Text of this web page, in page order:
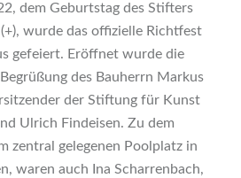
dem Geburtstag des Stifters
wurde das offizielle Richtfest
gefeiert. Eröffnet wurde die
des Bauherrn Markus
der Stiftung für Kunst
Ulrich Findeisen. Zu dem
zentral gelegenen Poolplatz in
waren auch Ina Scharrenbach,